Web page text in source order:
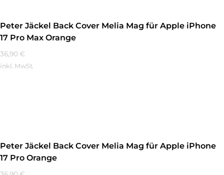
Peter Jäckel Back Cover Melia Mag für Apple iPhone
17 Pro Max Orange
36,90 €
inkl. MwSt.
Peter Jäckel Back Cover Melia Mag für Apple iPhone
17 Pro Orange